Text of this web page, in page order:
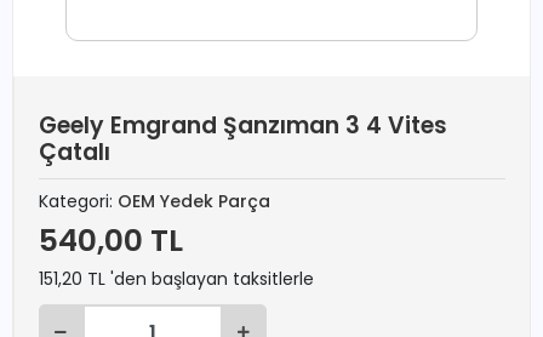
Geely Emgrand Şanzıman 3 4 Vites
Çatalı
Kategori: OEM Yedek Parça
540,00 TL
151,20 TL 'den başlayan taksitlerle